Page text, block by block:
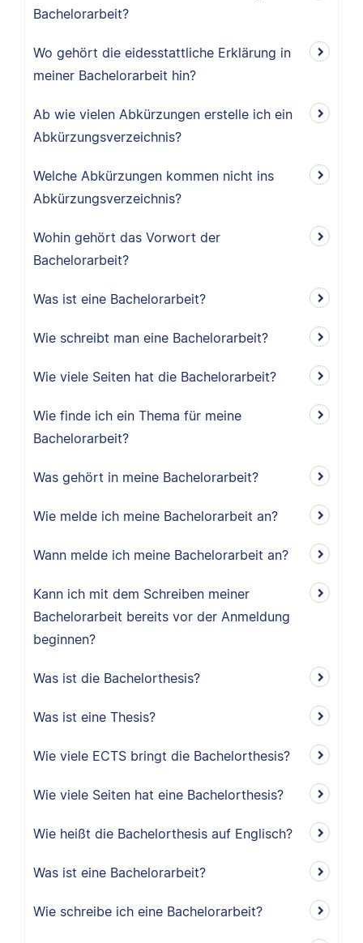
Bachelorarbeit?
Wo gehört die eidesstattliche Erklärung in
meiner Bachelorarbeit hin?
Ab wie vielen Abkürzungen erstelle ich ein
Abkürzungsverzeichnis?
Welche Abkürzungen kommen nicht ins
Abkürzungsverzeichnis?
Wohin gehört das Vorwort der
Bachelorarbeit?
Was ist eine Bachelorarbeit?
Wie schreibt man eine Bachelorarbeit?
Wie viele Seiten hat die Bachelorarbeit?
Wie finde ich ein Thema für meine
Bachelorarbeit?
Was gehört in meine Bachelorarbeit?
Wie melde ich meine Bachelorarbeit an?
Wann melde ich meine Bachelorarbeit an?
Kann ich mit dem Schreiben meiner
Bachelorarbeit bereits vor der Anmeldung
beginnen?
Was ist die Bachelorthesis?
Was ist eine Thesis?
Wie viele ECTS bringt die Bachelorthesis?
Wie viele Seiten hat eine Bachelorthesis?
Wie heißt die Bachelorthesis auf Englisch?
Was ist eine Bachelorarbeit?
Wie schreibe ich eine Bachelorarbeit?